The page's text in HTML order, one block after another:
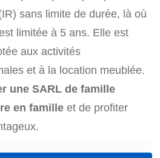
sans limite de durée, là où
limitée à 5 ans. Elle est
aux activités
et à la location meublée.
une SARL de famille
en famille et de profiter